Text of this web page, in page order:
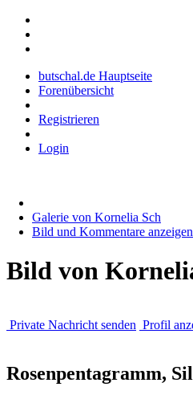
butschal.de Hauptseite
Forenübersicht
Registrieren
Login
Galerie von Kornelia Sch
Bild und Kommentare anzeigen
Bild von
Private Nachricht senden Profil
Rosenpentagramm,